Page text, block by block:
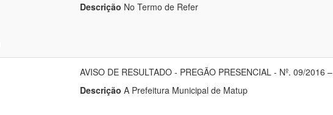
Descrição No Termo de Refer
AVISO DE RESULTADO - PREGÃO PRESENCIAL - Nº. 09/2016 –
Descrição A Prefeitura Municipal de Matup